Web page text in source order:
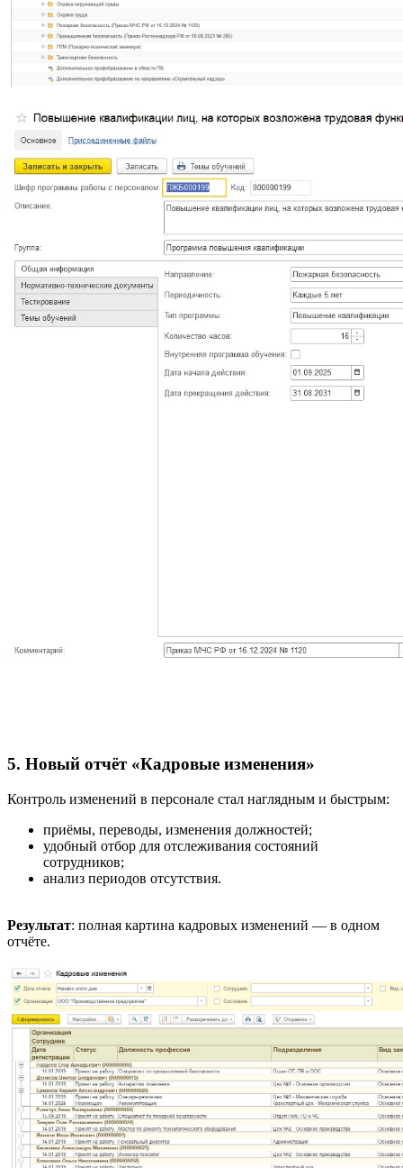
5. Новый отчёт «Кадровые изменения»
Контроль изменений в персонале стал наглядным и быстрым:
приёмы, переводы, изменения должностей;
удобный отбор для отслеживания состояний
сотрудников;
анализ периодов отсутствия.
Результат: полная картина кадровых изменений — в одном
отчёте.